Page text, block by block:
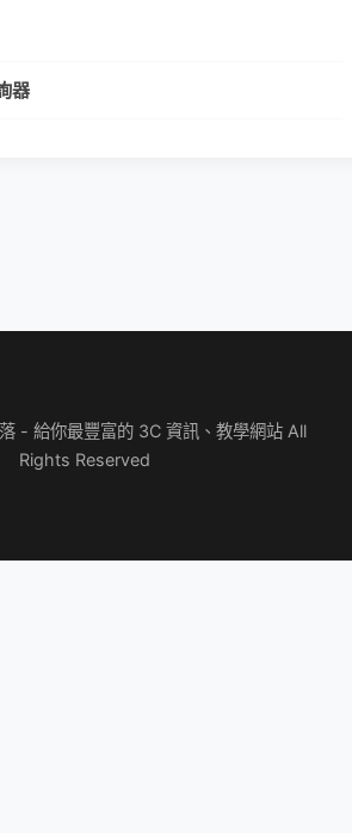
器
- 給你最豐富的 3C 資訊、教學網站 All
Rights Reserved